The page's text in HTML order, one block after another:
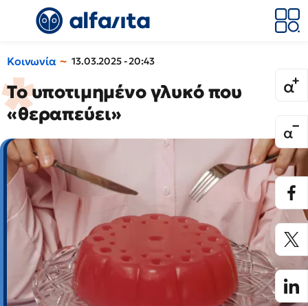
Κοινωνία 13.03.2025 - 20:43
To υποτιμημένο γλυκό που
«θεραπεύει»